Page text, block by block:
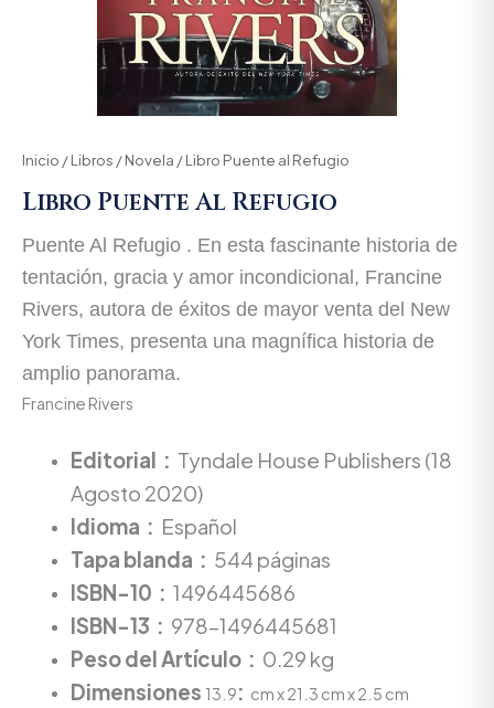
Inicio /Libros /Novela / Libro Puente al Refugio
Libro Puente Al Refugio
Puente Al Refugio . En esta fascinante historia de
tentación, gracia y amor incondicional, Francine
Rivers, autora de éxitos de mayor venta del New
York Times, presenta una magnífica historia de
amplio panorama.
Francine Rivers
Editorial ‏ : ‎ Tyndale House Publishers (18
Agosto 2020)
Idioma ‏ : Español
Tapa blanda ‏ : ‎ 544 páginas
ISBN-10 ‏ : 1496445686
ISBN-13 ‏ : ‎ 978-1496445681
Peso del Artículo ‏ : ‎ 0.29 kg
Dimensiones ‏ : 13.9 cm x 21.3 cm x 2.5 cm